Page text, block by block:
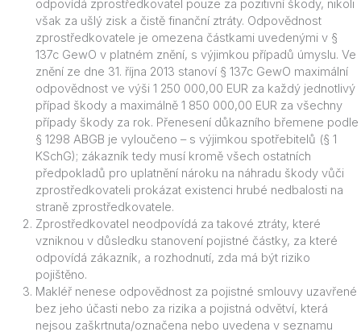
odpovídá zprostředkovatel pouze za pozitivní škody, nikoli
však za ušlý zisk a čistě finanční ztráty. Odpovědnost
zprostředkovatele je omezena částkami uvedenými v §
137c GewO v platném znění, s výjimkou případů úmyslu. Ve
znění ze dne 31. října 2013 stanoví § 137c GewO maximální
odpovědnost ve výši 1 250 000,00 EUR za každý jednotlivý
případ škody a maximálně 1 850 000,00 EUR za všechny
případy škody za rok. Přenesení důkazního břemene podle
§ 1298 ABGB je vyloučeno – s výjimkou spotřebitelů (§ 1
KSchG); zákazník tedy musí kromě všech ostatních
předpokladů pro uplatnění nároku na náhradu škody vůči
zprostředkovateli prokázat existenci hrubé nedbalosti na
straně zprostředkovatele.
Zprostředkovatel neodpovídá za takové ztráty, které
vzniknou v důsledku stanovení pojistné částky, za které
odpovídá zákazník, a rozhodnutí, zda má být riziko
pojištěno.
Makléř nenese odpovědnost za pojistné smlouvy uzavřené
bez jeho účasti nebo za rizika a pojistná odvětví, která
nejsou zaškrtnuta/označena nebo uvedena v seznamu